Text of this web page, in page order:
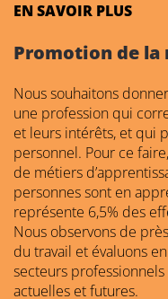
EN SAVOIR PLUS
Promotion de la
Nous souhaitons
une profession qui
et leurs intérêts, et qui
personnel. Pour ce
de métiers
personnes sont en
représente 6,5% des
Nous observons de
du travail et évaluons
secteurs
actuelles et futures.